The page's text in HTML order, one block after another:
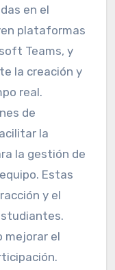
en el
plataformas
Teams, y
la creación y
real.
de
la
la gestión de
Estas
y el
mejorar el